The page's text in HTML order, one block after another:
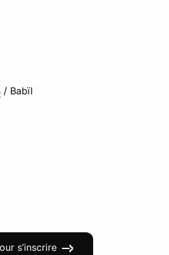
/ Babïl
s’inscrire